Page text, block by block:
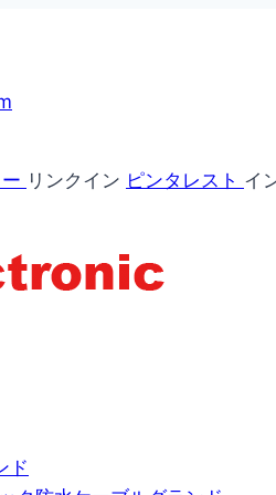
リンクイン ピンタレスト イ
ド